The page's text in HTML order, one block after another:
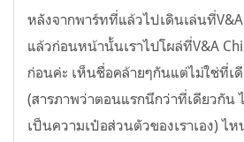
หลังจากพาร์ทที่แล้วไปเดินเล่นที่
แล้วก่อนหน้านั้นเราไปโผล่ที่V&A
ก่อนค่ะ เห็นชื่อคล้ายๆกันแต่ไม่ใช่ที่เ
(สารภาพว่าตอนแรกนึกว่าที่เดียวกัน
เป็นความเป๋อส่วนตัวของเราเอง) ไ